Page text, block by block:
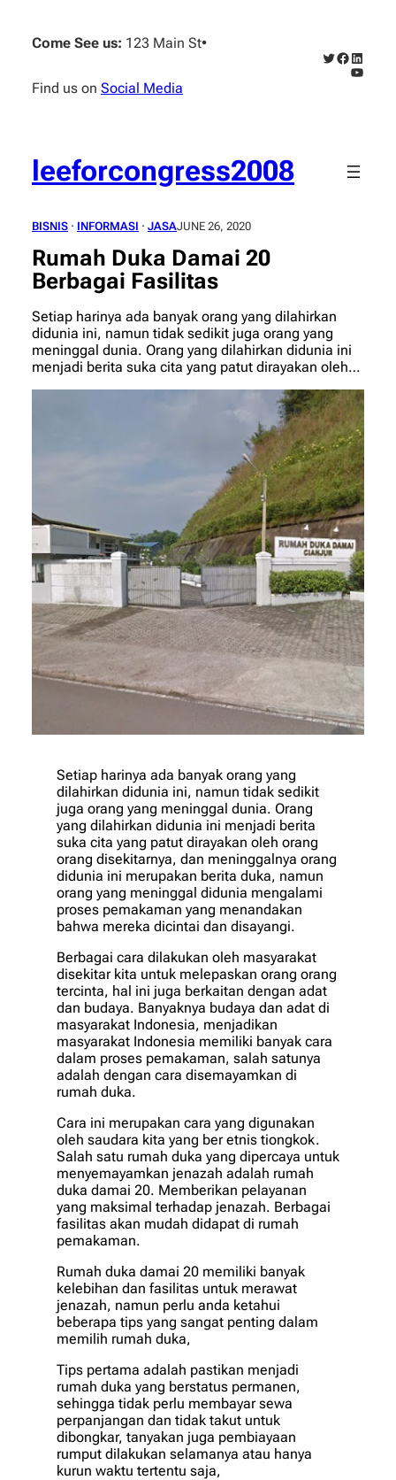
content
Come See us: 123 Main St•
Find us on Social Media
Twitter
Facebook
leeforcongress2008
BISNIS · INFORMASI · JASAJUNE 26, 2020
Rumah Duka Damai 20
Berbagai Fasilitas
Setiap harinya ada banyak orang yang dilahirkan
didunia ini, namun tidak sedikit juga orang yang
meninggal dunia. Orang yang dilahirkan didunia ini
menjadi berita suka cita yang patut dirayakan oleh…
Setiap harinya ada banyak orang yang
dilahirkan didunia ini, namun tidak sedikit
juga orang yang meninggal dunia. Orang
yang dilahirkan didunia ini menjadi berita
suka cita yang patut dirayakan oleh orang
orang disekitarnya, dan meninggalnya orang
didunia ini merupakan berita duka, namun
orang yang meninggal didunia mengalami
proses pemakaman yang menandakan
bahwa mereka dicintai dan disayangi.
Berbagai cara dilakukan oleh masyarakat
disekitar kita untuk melepaskan orang orang
tercinta, hal ini juga berkaitan dengan adat
dan budaya. Banyaknya budaya dan adat di
masyarakat Indonesia, menjadikan
masyarakat Indonesia memiliki banyak cara
dalam proses pemakaman, salah satunya
adalah dengan cara disemayamkan di
rumah duka.
Cara ini merupakan cara yang digunakan
oleh saudara kita yang ber etnis tiongkok.
Salah satu rumah duka yang dipercaya untuk
menyemayamkan jenazah adalah rumah
duka damai 20. Memberikan pelayanan
yang maksimal terhadap jenazah. Berbagai
fasilitas akan mudah didapat di rumah
pemakaman.
Rumah duka damai 20 memiliki banyak
kelebihan dan fasilitas untuk merawat
jenazah, namun perlu anda ketahui
beberapa tips yang sangat penting dalam
memilih rumah duka,
Tips pertama adalah pastikan menjadi
rumah duka yang berstatus permanen,
sehingga tidak perlu membayar sewa
perpanjangan dan tidak takut untuk
dibongkar, tanyakan juga pembiayaan
rumput dilakukan selamanya atau hanya
kurun waktu tertentu saja,